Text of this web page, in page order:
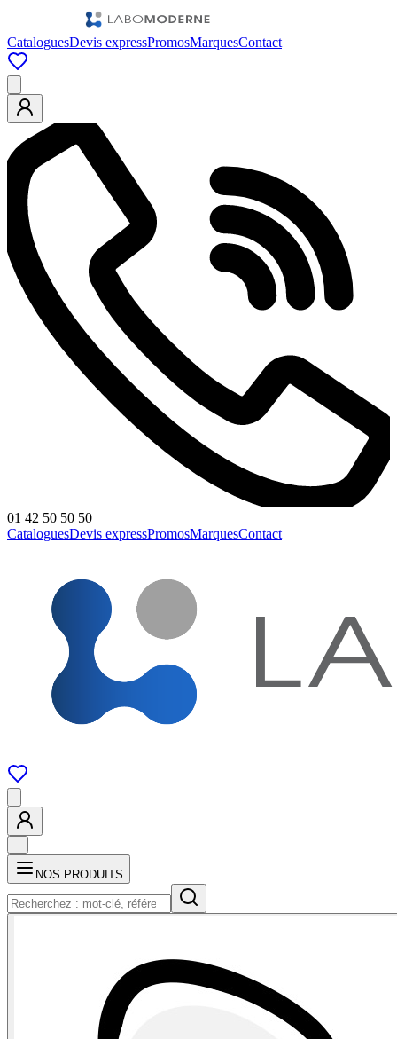
CataloguesDevis expressPromosMarquesContact
01 42 50 50 50
CataloguesDevis expressPromosMarquesContact
NOS PRODUITS